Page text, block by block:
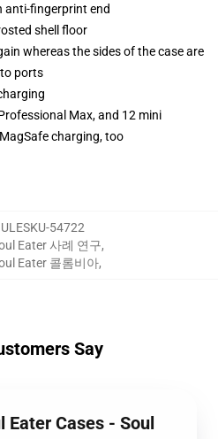
anti-fingerprint end
shell floor
whereas the sides of the case are
ports
Max, and 12 mini
charging, too
54722
Eater 사례 연구,
Eater 콜롬비아,
Say
Eater Cases - Soul